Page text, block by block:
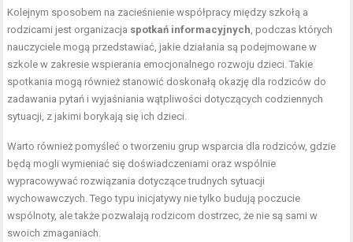
Kolejnym sposobem na zacieśnienie współpracy między szkołą a
rodzicami jest organizacja spotkań informacyjnych, podczas których
nauczyciele mogą przedstawiać, jakie działania są podejmowane w
szkole w zakresie wspierania emocjonalnego rozwoju dzieci. Takie
spotkania mogą również stanowić doskonałą okazję dla rodziców do
zadawania pytań i wyjaśniania wątpliwości dotyczących codziennych
sytuacji, z jakimi borykają się ich dzieci.
Warto również pomyśleć o tworzeniu grup wsparcia dla rodziców, gdzie
będą mogli wymieniać się doświadczeniami oraz wspólnie
wypracowywać rozwiązania dotyczące trudnych sytuacji
wychowawczych. Tego typu inicjatywy nie tylko budują poczucie
wspólnoty, ale także pozwalają rodzicom dostrzec, że nie są sami w
swoich zmaganiach.